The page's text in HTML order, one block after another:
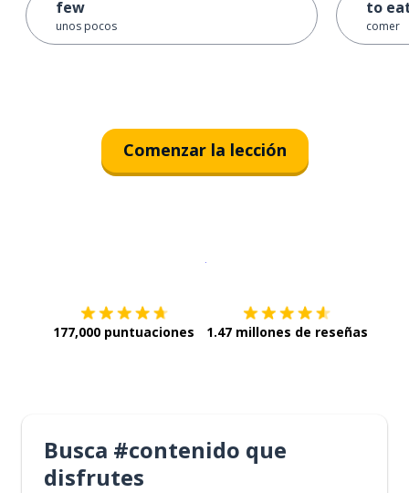
few
unos pocos
to
comer
Comenzar la lección
177,000 puntuaciones 1.47 millones de reseñas
Busca #contenido que
disfrutes